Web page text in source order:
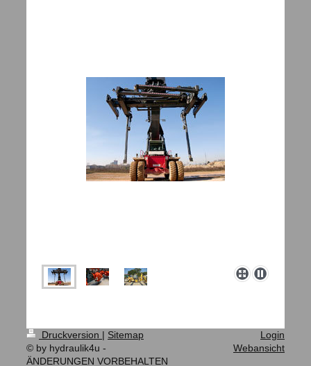
Druckversion | Sitemap
© by hydraulik4u -
ÄNDERUNGEN VORBEHALTEN
Login
Webansicht